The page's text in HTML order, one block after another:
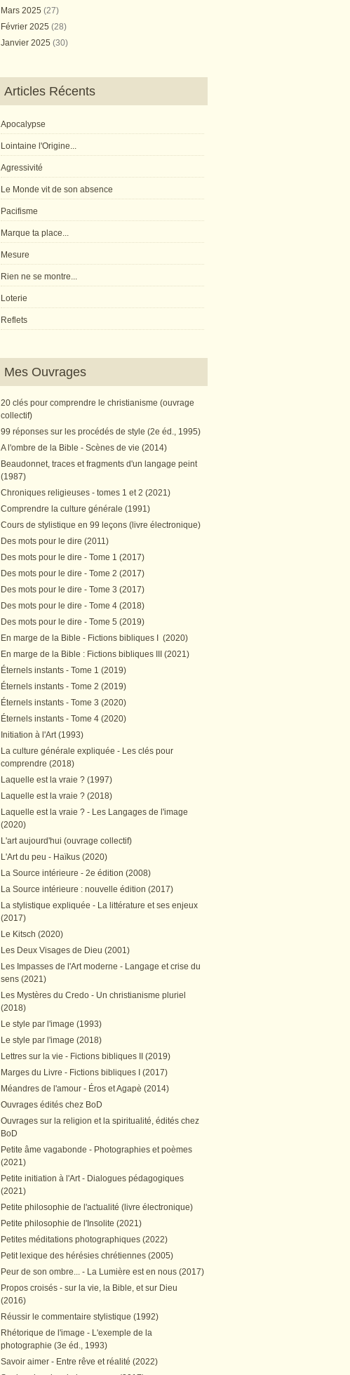
Mars 2025 (27)
Février 2025 (28)
Janvier 2025 (30)
Articles Récents
Apocalypse
Lointaine l'Origine...
Agressivité
Le Monde vit de son absence
Pacifisme
Marque ta place...
Mesure
Rien ne se montre...
Loterie
Reflets
Mes Ouvrages
20 clés pour comprendre le christianisme (ouvrage
collectif)
99 réponses sur les procédés de style (2e éd., 1995)
A l'ombre de la Bible - Scènes de vie (2014)
Beaudonnet, traces et fragments d'un langage peint
(1987)
Chroniques religieuses - tomes 1 et 2 (2021)
Comprendre la culture générale (1991)
Cours de stylistique en 99 leçons (livre électronique)
Des mots pour le dire (2011)
Des mots pour le dire - Tome 1 (2017)
Des mots pour le dire - Tome 2 (2017)
Des mots pour le dire - Tome 3 (2017)
Des mots pour le dire - Tome 4 (2018)
Des mots pour le dire - Tome 5 (2019)
En marge de la Bible - Fictions bibliques I (2020)
En marge de la Bible : Fictions bibliques III (2021)
Éternels instants - Tome 1 (2019)
Éternels instants - Tome 2 (2019)
Éternels instants - Tome 3 (2020)
Éternels instants - Tome 4 (2020)
Initiation à l'Art (1993)
La culture générale expliquée - Les clés pour
comprendre (2018)
Laquelle est la vraie ? (1997)
Laquelle est la vraie ? (2018)
Laquelle est la vraie ? - Les Langages de l'image
(2020)
L'art aujourd'hui (ouvrage collectif)
L'Art du peu - Haïkus (2020)
La Source intérieure - 2e édition (2008)
La Source intérieure : nouvelle édition (2017)
La stylistique expliquée - La littérature et ses enjeux
(2017)
Le Kitsch (2020)
Les Deux Visages de Dieu (2001)
Les Impasses de l'Art moderne - Langage et crise du
sens (2021)
Les Mystères du Credo - Un christianisme pluriel
(2018)
Le style par l'image (1993)
Le style par l'image (2018)
Lettres sur la vie - Fictions bibliques II (2019)
Marges du Livre - Fictions bibliques I (2017)
Méandres de l'amour - Éros et Agapè (2014)
Ouvrages édités chez BoD
Ouvrages sur la religion et la spiritualité, édités chez
BoD
Petite âme vagabonde - Photographies et poèmes
(2021)
Petite initiation à l'Art - Dialogues pédagogiques
(2021)
Petite philosophie de l'actualité (livre électronique)
Petite philosophie de l'Insolite (2021)
Petites méditations photographiques (2022)
Petit lexique des hérésies chrétiennes (2005)
Peur de son ombre... - La Lumière est en nous (2017)
Propos croisés - sur la vie, la Bible, et sur Dieu
(2016)
Réussir le commentaire stylistique (1992)
Rhétorique de l'image - L'exemple de la
photographie (3e éd., 1993)
Savoir aimer - Entre rêve et réalité (2022)